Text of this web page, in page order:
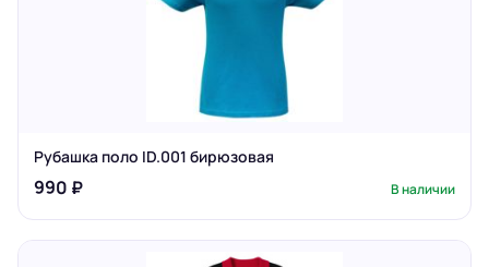
Рубашка поло ID.001 бирюзовая
990 ₽ В наличии